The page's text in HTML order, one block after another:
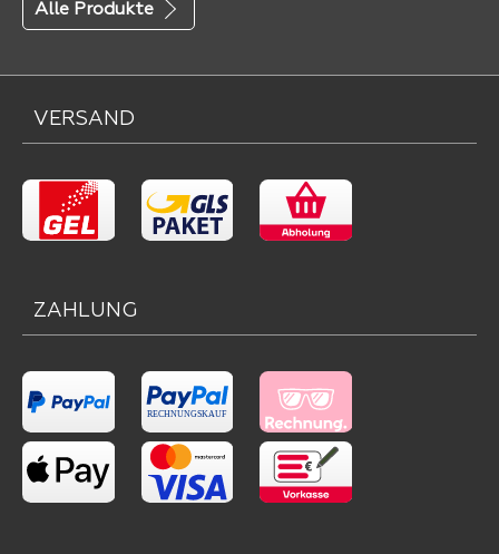
Alle Produkte
VERSAND
ZAHLUNG